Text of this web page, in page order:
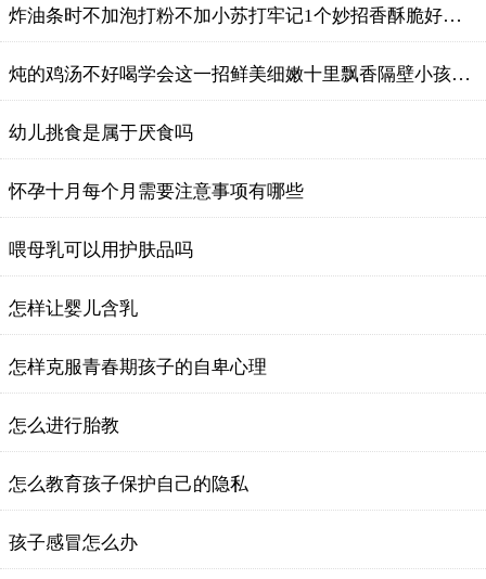
炸油条时不加泡打粉不加小苏打牢记1个妙招香酥脆好吃健康
炖的鸡汤不好喝学会这一招鲜美细嫩十里飘香隔壁小孩馋哭了
幼儿挑食是属于厌食吗
怀孕十月每个月需要注意事项有哪些
喂母乳可以用护肤品吗
怎样让婴儿含乳
怎样克服青春期孩子的自卑心理
怎么进行胎教
怎么教育孩子保护自己的隐私
孩子感冒怎么办